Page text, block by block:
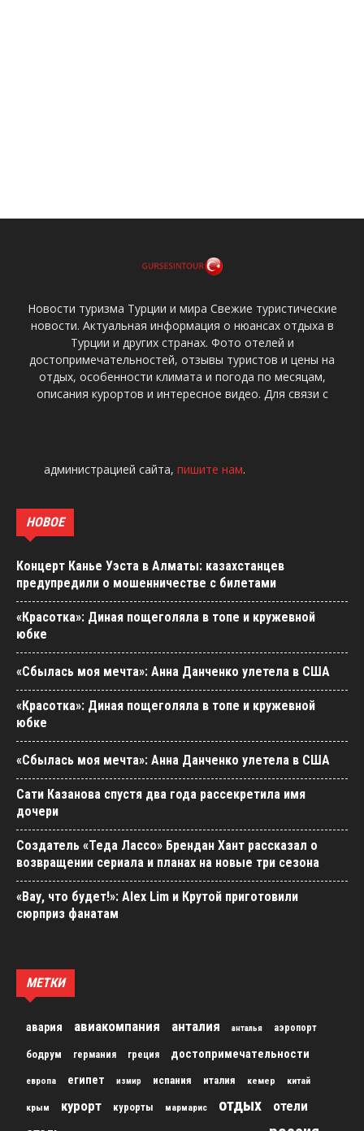
Новости туризма Турции и мира Свежие туристические
новости. Актуальная информация о нюансах отдыха в
Турции и других странах. Фото отелей и
достопримечательностей, отзывы туристов и цены на
отдых, особенности климата и погода по месяцам,
описания курортов и интересное видео. Для связи с
администрацией сайта, пишите нам.
НОВОЕ
Концерт Канье Уэста в Алматы: казахстанцев
предупредили о мошенничестве с билетами
«Красотка»: Диная пощеголяла в топе и кружевной
юбке
«Сбылась моя мечта»: Анна Данченко улетела в США
«Красотка»: Диная пощеголяла в топе и кружевной
юбке
«Сбылась моя мечта»: Анна Данченко улетела в США
Сати Казанова спустя два года рассекретила имя
дочери
Создатель «Теда Лассо» Брендан Хант рассказал о
возвращении сериала и планах на новые три сезона
«Вау, что будет!»: Alex Lim и Крутой приготовили
сюрприз фанатам
МЕТКИ
авария авиакомпания анталия анталья аэропорт
бодрум германия греция достопримечательности
европа египет измир испания италия кемер китай
крым курорт курорты мармарис отдых
отели